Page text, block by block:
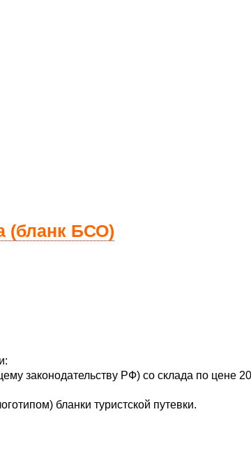
(бланк БСО)
законодательству РФ) со склада по цене
бланки туристской путевки.